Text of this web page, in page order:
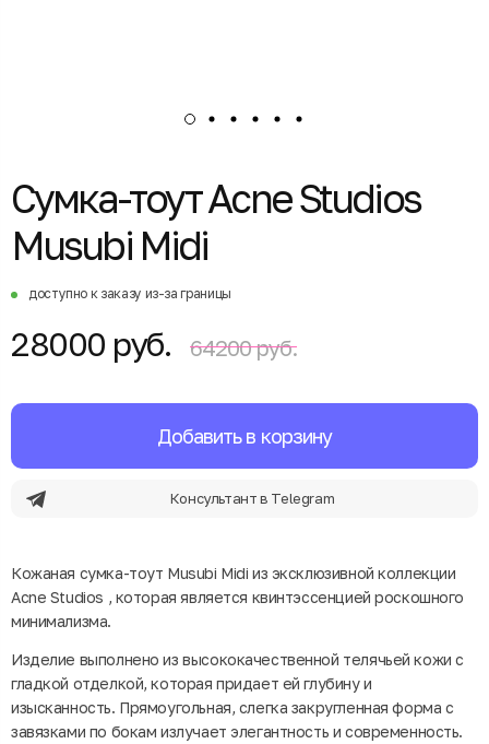
Сумка-тоут Acne Studios
Musubi Midi
доступно к заказу из-за границы
28000 руб. 64200 руб.
Добавить в корзину
Консультант в Telegram
Кожаная сумка-тоут Musubi Midi из эксклюзивной коллекции
Acne Studios , которая является квинтэссенцией роскошного
минимализма.
Изделие выполнено из высококачественной телячьей кожи с
гладкой отделкой, которая придает ей глубину и
изысканность. Прямоугольная, слегка закругленная форма с
завязками по бокам излучает элегантность и современность.